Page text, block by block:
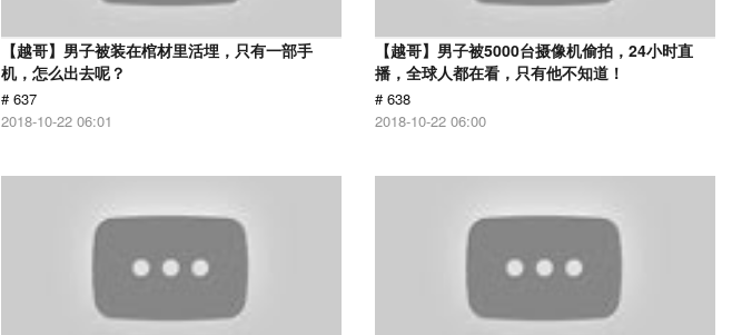
【越哥】男子被装在棺材里活埋，只有一部手
机，怎么出去呢？
# 637
2018-10-22 06:01
【越哥】男子被5000台摄像机偷拍，24小时直
播，全球人都在看，只有他不知道！
# 638
2018-10-22 06:00